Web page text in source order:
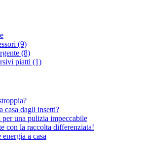
(9)
(8)
piatti (1)
casa dagli insetti?
una pulizia impeccabile
con la raccolta differenziata!
a casa